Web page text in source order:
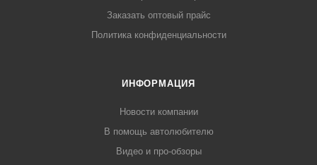
Заказать оптовый прайс
Политика конфиденциальности
ИНФОРМАЦИЯ
Новости компании
В помощь автолюбителю
Видео и про-обзоры